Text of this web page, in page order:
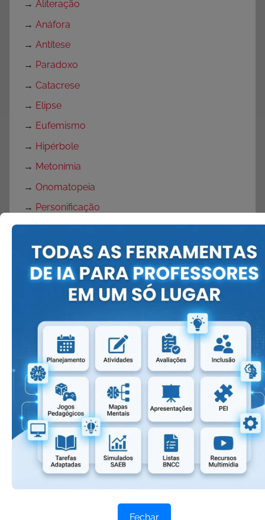
→ Aliteração
→ Anáfora
→ Antítese
→ Paradoxo
→ Catacrese
→ Elipse
→ Eufemismo
→ Hipérbole
→ Metonímia
→ Onomatopeia
→ Personificação
→Pleonasmo
→Sinestesia
Girias
Páscoa
→Atividades Verdadeiro sentido da Páscoa
→Atividades de Páscoa com Interpretação de
Texto
→Atividades para Páscoa
→Textos sobre a Páscoa
Cartão de Páscoa
Fechar